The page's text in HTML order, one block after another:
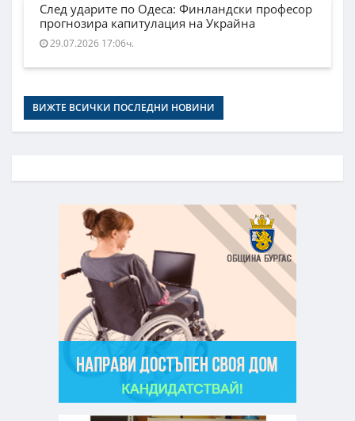
След ударите по Одеса: Финландски професор
прогнозира капитулация на Украйна
29.07.2026 17:06ч.
ВИЖТЕ ВСИЧКИ ПОСЛЕДНИ НОВИНИ